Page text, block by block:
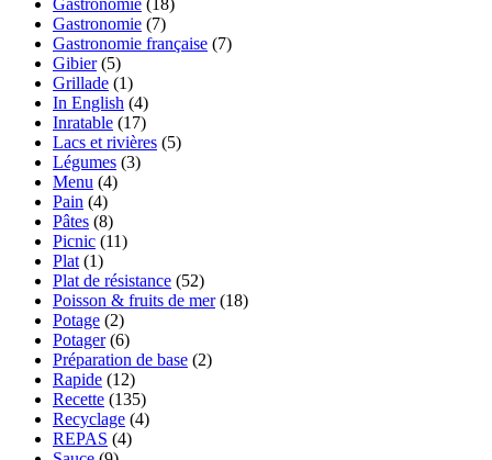
Gastronomie (7)
Gastronomie française (7)
Gibier(5)
Grillade (1)
In English (4)
Inratable (17)
Lacs et rivières (5)
Légumes (3)
Menu (4)
Pain (4)
Pâtes (8)
Picnic (11)
Plat (1)
Plat de résistance (52)
Poisson & fruits de mer(18)
Potage (2)
Potager(6)
Préparation de base (2)
Rapide (12)
Recette (135)
Recyclage (4)
REPAS (4)